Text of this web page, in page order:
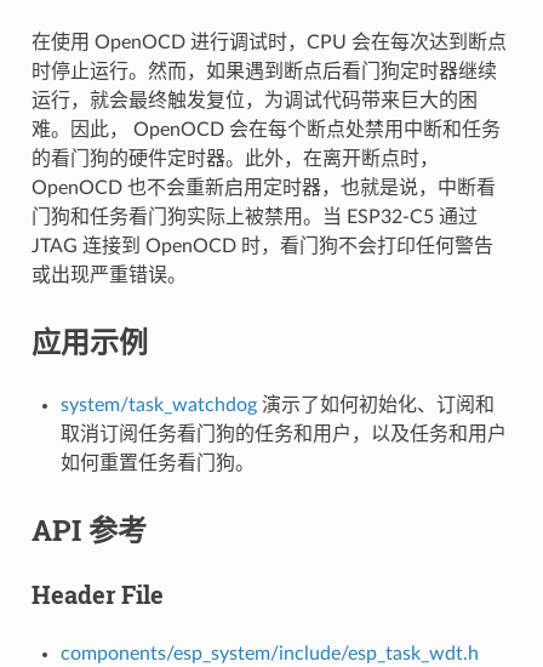
在使用 OpenOCD 进行调试时，CPU 会在每次达到断点
时停止运行。然而，如果遇到断点后看门狗定时器继续
运行，就会最终触发复位，为调试代码带来巨大的困
难。因此， OpenOCD 会在每个断点处禁用中断和任务
的看门狗的硬件定时器。此外，在离开断点时，
OpenOCD 也不会重新启用定时器，也就是说，中断看
门狗和任务看门狗实际上被禁用。当 ESP32-C5 通过
JTAG 连接到 OpenOCD 时，看门狗不会打印任何警告
或出现严重错误。
应用示例
system/task_watchdog演示了如何初始化、订阅和
取消订阅任务看门狗的任务和用户，以及任务和用户
如何重置任务看门狗。
API 参考
Header File
components/esp_system/include/esp_task_wdt.h